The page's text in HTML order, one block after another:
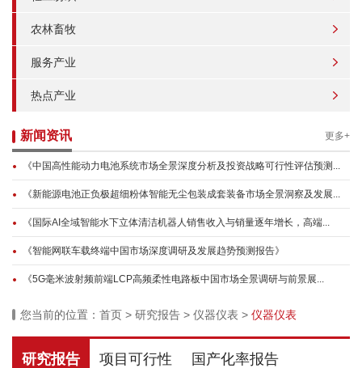
农林畜牧
服务产业
热点产业
新闻资讯 更多+
《中国高性能动力电池系统市场全景深度分析及投资战略可行性评估预测...
《新能源电池正负极超细粉体智能无尘包装成套装备市场全景洞察及发展...
《国际AI全域智能水下立体清洁机器人销售收入与销量逐年增长，高端...
《智能网联车载终端中国市场深度调研及发展趋势预测报告》
《5G毫米波射频前端LCP高频柔性电路板中国市场全景调研与前景展...
您当前的位置： 首页 > 研究报告 > 仪器仪表 > 仪器仪表
研究报告 项目可行性 国产化率报告